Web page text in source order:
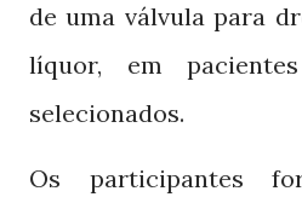
de uma válvula para
líquor, em pacientes
selecionados.
Os participantes